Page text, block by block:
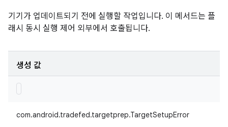
기기가 업데이트되기 전에 실행할 작업입니다. 이 메서드는 플
래시 동시 실행 제어 외부에서 호출됩니다.
생성 값
com.android.tradefed.targetprep.TargetSetupError